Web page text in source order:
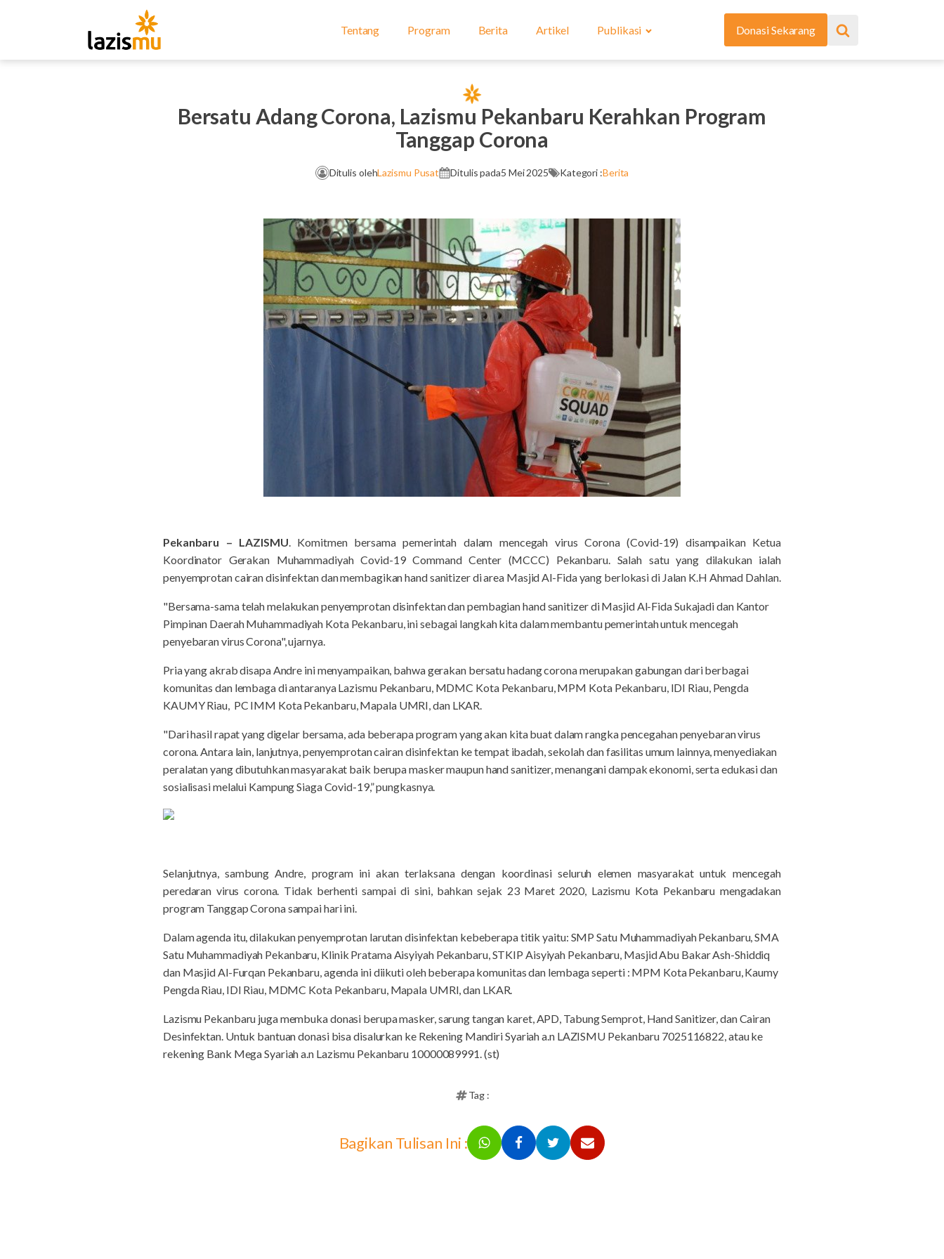
Tentang Program Berita Artikel Publikasi Donasi Sekarang
Bersatu Adang Corona, Lazismu Pekanbaru Kerahkan Program
Tanggap Corona
Ditulis olehLazismu Pusat Ditulis pada5 Mei 2025 Kategori :Berita
Pekanbaru – LAZISMU. Komitmen bersama pemerintah dalam mencegah virus Corona (Covid-19) disampaikan Ketua
Koordinator Gerakan Muhammadiyah Covid-19 Command Center (MCCC) Pekanbaru. Salah satu yang dilakukan ialah
penyemprotan cairan disinfektan dan membagikan hand sanitizer di area Masjid Al-Fida yang berlokasi di Jalan K.H Ahmad Dahlan.
"Bersama-sama telah melakukan penyemprotan disinfektan dan pembagian hand sanitizer di Masjid Al-Fida Sukajadi dan Kantor
Pimpinan Daerah Muhammadiyah Kota Pekanbaru, ini sebagai langkah kita dalam membantu pemerintah untuk mencegah
penyebaran virus Corona", ujarnya.
Pria yang akrab disapa Andre ini menyampaikan, bahwa gerakan bersatu hadang corona merupakan gabungan dari berbagai
komunitas dan lembaga di antaranya Lazismu Pekanbaru, MDMC Kota Pekanbaru, MPM Kota Pekanbaru, IDI Riau, Pengda
KAUMY Riau, PC IMM Kota Pekanbaru, Mapala UMRI, dan LKAR.
"Dari hasil rapat yang digelar bersama, ada beberapa program yang akan kita buat dalam rangka pencegahan penyebaran virus
corona. Antara lain, lanjutnya, penyemprotan cairan disinfektan ke tempat ibadah, sekolah dan fasilitas umum lainnya, menyediakan
peralatan yang dibutuhkan masyarakat baik berupa masker maupun hand sanitizer, menangani dampak ekonomi, serta edukasi dan
sosialisasi melalui Kampung Siaga Covid-19,” pungkasnya.
Selanjutnya, sambung Andre, program ini akan terlaksana dengan koordinasi seluruh elemen masyarakat untuk mencegah
peredaran virus corona. Tidak berhenti sampai di sini, bahkan sejak 23 Maret 2020, Lazismu Kota Pekanbaru mengadakan
program Tanggap Corona sampai hari ini.
Dalam agenda itu, dilakukan penyemprotan larutan disinfektan kebeberapa titik yaitu: SMP Satu Muhammadiyah Pekanbaru, SMA
Satu Muhammadiyah Pekanbaru, Klinik Pratama Aisyiyah Pekanbaru, STKIP Aisyiyah Pekanbaru, Masjid Abu Bakar Ash-Shiddiq
dan Masjid Al-Furqan Pekanbaru, agenda ini diikuti oleh beberapa komunitas dan lembaga seperti : MPM Kota Pekanbaru, Kaumy
Pengda Riau, IDI Riau, MDMC Kota Pekanbaru, Mapala UMRI, dan LKAR.
Lazismu Pekanbaru juga membuka donasi berupa masker, sarung tangan karet, APD, Tabung Semprot, Hand Sanitizer, dan Cairan
Desinfektan. Untuk bantuan donasi bisa disalurkan ke Rekening Mandiri Syariah a.n LAZISMU Pekanbaru 7025116822, atau ke
rekening Bank Mega Syariah a.n Lazismu Pekanbaru 10000089991. (st)
Tag :
Bagikan Tulisan Ini :